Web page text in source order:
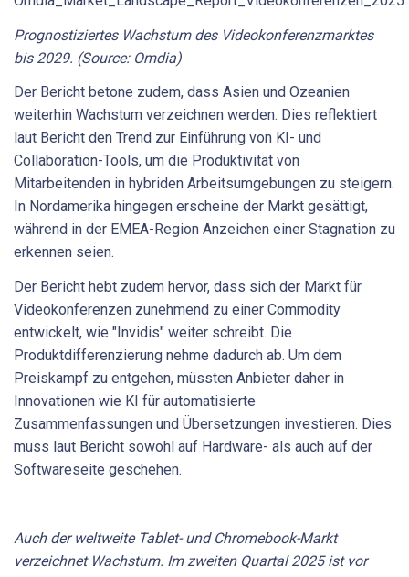
Prognostiziertes Wachstum des Videokonferenzmarktes
bis 2029. (Source: Omdia)
Der Bericht betone zudem, dass Asien und Ozeanien
weiterhin Wachstum verzeichnen werden. Dies reflektiert
laut Bericht den Trend zur Einführung von KI- und
Collaboration-Tools, um die Produktivität von
Mitarbeitenden in hybriden Arbeitsumgebungen zu steigern.
In Nordamerika hingegen erscheine der Markt gesättigt,
während in der EMEA-Region Anzeichen einer Stagnation zu
erkennen seien.
Der Bericht hebt zudem hervor, dass sich der Markt für
Videokonferenzen zunehmend zu einer Commodity
entwickelt, wie "Invidis" weiter schreibt. Die
Produktdifferenzierung nehme dadurch ab. Um dem
Preiskampf zu entgehen, müssten Anbieter daher in
Innovationen wie KI für automatisierte
Zusammenfassungen und Übersetzungen investieren. Dies
muss laut Bericht sowohl auf Hardware- als auch auf der
Softwareseite geschehen.
Auch der weltweite Tablet- und Chromebook-Markt
verzeichnet Wachstum. Im zweiten Quartal 2025 ist vor